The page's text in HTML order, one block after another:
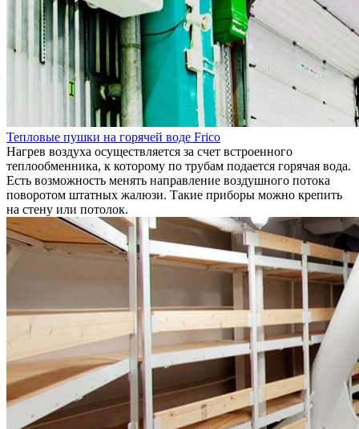
Тепловые пушки на горячей воде Frico
Нагрев воздуха осуществляется за счет встроенного
теплообменника, к которому по трубам подается горячая вода.
Есть возможность менять направление воздушного потока
поворотом штатных жалюзи. Такие приборы можно крепить
на стену или потолок.